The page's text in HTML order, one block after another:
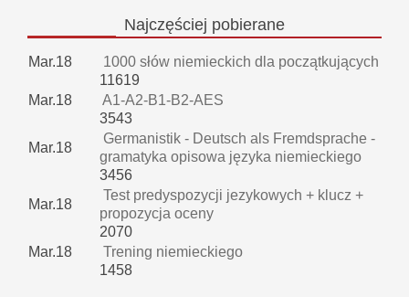
Najczęściej pobierane
Mar.18
1000 słów niemieckich dla początkujących
11619
Mar.18
A1-A2-B1-B2-AES
3543
Mar.18
Germanistik - Deutsch als Fremdsprache -
gramatyka opisowa języka niemieckiego
3456
Mar.18
Test predyspozycji jezykowych + klucz +
propozycja oceny
2070
Mar.18
Trening niemieckiego
1458